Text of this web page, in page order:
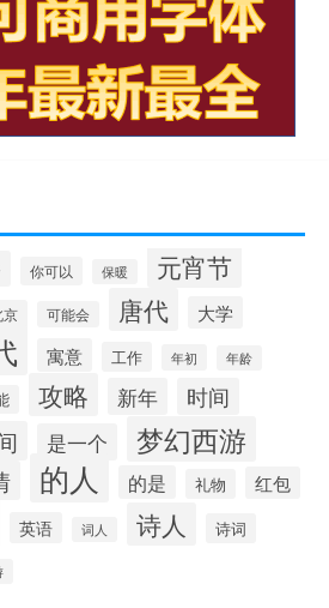
你可以 保暖 元宵节
京 可能会 唐代
大学
寓意 工作 年初 年龄
攻略 新年 时间
是一个 梦幻西游
的人 的是 礼物 红包
英语 词人 诗人 诗词